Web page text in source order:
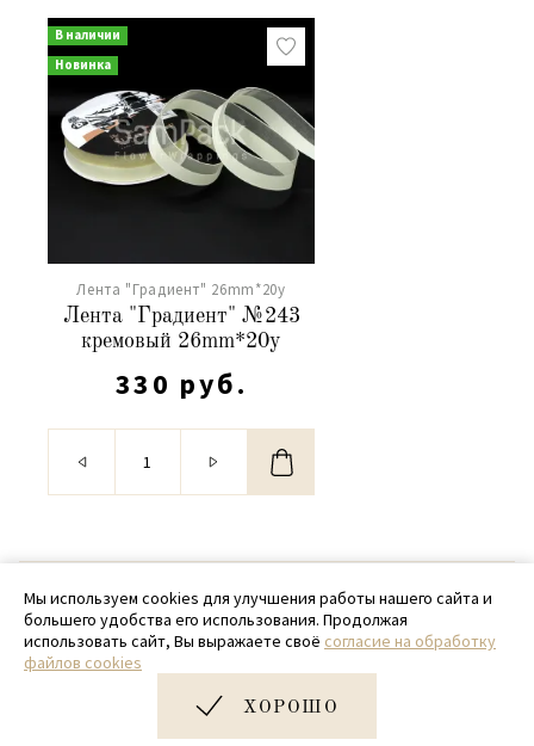
В наличии
Новинка
Лента "Градиент" 26mm*20y
Лента "Градиент" №243
кремовый 26mm*20y
330 руб.
© 2020 - 2026 SamPack
+ 7 (918) 699-97-87
zakaz@sampack.store
Дизайн и разработка сайта
Мы используем cookies для улучшения работы нашего сайта и
большего удобства его использования. Продолжая
использовать сайт, Вы выражаете своё согласие на обработку
файлов cookies
ХОРОШО